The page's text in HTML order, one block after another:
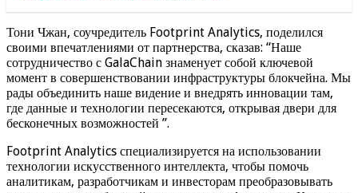
Тони Чжан, соучредитель Footprint Analytics, поделился
своими впечатлениями от партнерства, сказав: “Наше
сотрудничество с GalaChain знаменует собой ключевой
момент в совершенствовании инфраструктуры блокчейна. Мы
рады объединить наше видение и внедрять инновации там,
где данные и технологии пересекаются, открывая двери для
бесконечных возможностей ”.
Footprint Analytics специализируется на использовании
технологии искусственного интеллекта, чтобы помочь
аналитикам, разработчикам и инвесторам преобразовывать